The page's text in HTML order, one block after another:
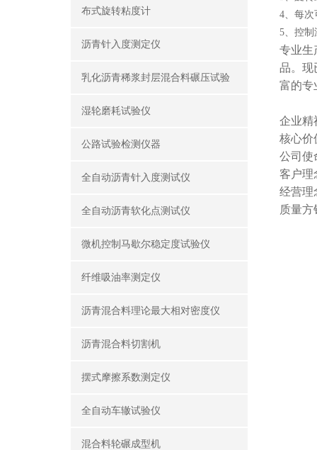
布式旋转粘度计
沥青针入度测定仪
乳化沥青稀浆封层混合料碾压试验
湿轮磨耗试验仪
公路试验检测仪器
全自动沥青针入度测试仪
全自动沥青软化点测试仪
微机控制马歇尔稳定度试验仪
纤维吸油率测定仪
沥青混合料理论最大相对密度仪
沥青混合料切割机
摆式摩擦系数测定仪
全自动车辙试验仪
混合料轮碾成型机
4、每
5、控
专业生
品。现
富的专
企业精
核心价
公司使
客户理
经营理
质量